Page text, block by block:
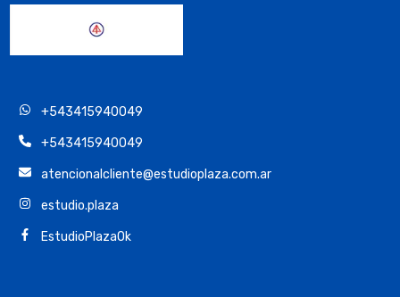
+543415940049
+543415940049
atencionalcliente@estudioplaza.com.ar
estudio.plaza
EstudioPlazaOk